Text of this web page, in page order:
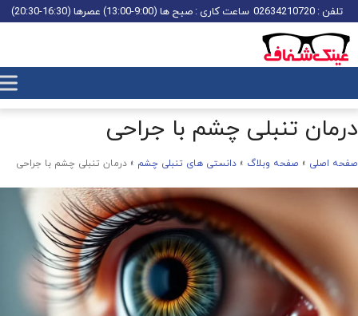
تلفن : 02634210720 ساعت کاری : صبح ها (9:00-13:00) عصرها (16:30-20:30)
درمان تنبلی چشم با جراحی
صفحه اصلی » صفحه وبلاگ » دانستی های تنبلی چشم » درمان تنبلی چشم با جراحی